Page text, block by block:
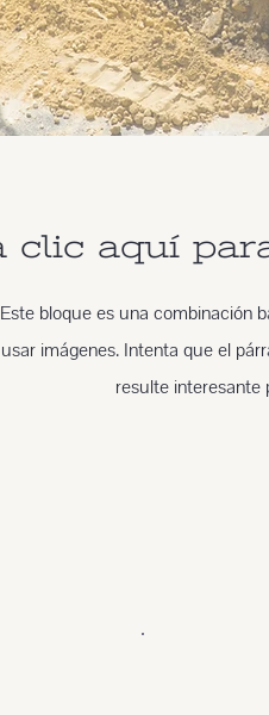
clic aquí
bloque es una
imágenes. Intenta que el
resulte interesante